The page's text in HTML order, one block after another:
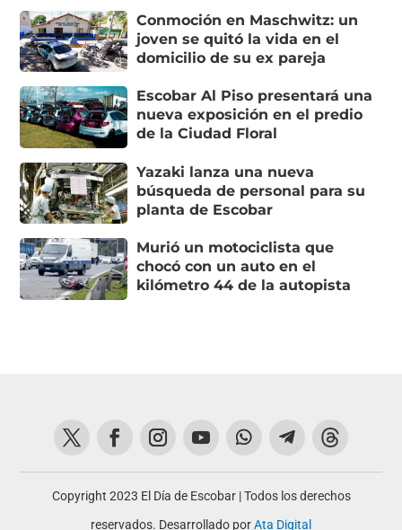
Conmoción en Maschwitz: un
joven se quitó la vida en el
domicilio de su ex pareja
Escobar Al Piso presentará una
nueva exposición en el predio
de la Ciudad Floral
Yazaki lanza una nueva
búsqueda de personal para su
planta de Escobar
Murió un motociclista que
chocó con un auto en el
kilómetro 44 de la autopista
Copyright 2023 El Día de Escobar | Todos los derechos
reservados. Desarrollado porAta Digital